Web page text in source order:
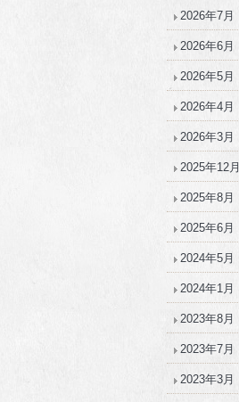
2026年7月
2026年6月
2026年5月
2026年4月
2026年3月
2025年12月
2025年8月
2025年6月
2024年5月
2024年1月
2023年8月
2023年7月
2023年3月